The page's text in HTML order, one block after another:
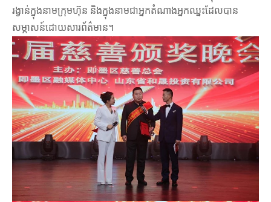
រង្វាន់ក្នុងនាមក្រុមហ៊ុន និងក្នុងនាមជាអ្នកតំណាងអ្នកឈ្នះដែលបាន
សម្ភាសន៍ដោយសារព័ត៌មាន។